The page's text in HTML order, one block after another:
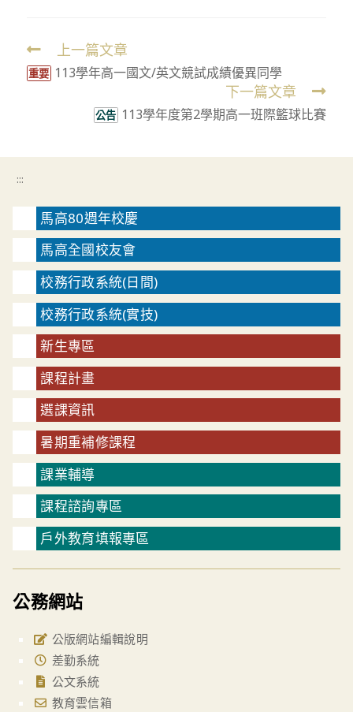
Read
more
上一篇文章
重要 113學年高一國文/英文競試成績優異同學
下一篇文章
公告 113學年度第2學期高一班際籃球比賽
:::
馬高80週年校慶
馬高全國校友會
校務行政系統(日間)
校務行政系統(實技)
新生專區
課程計畫
選課資訊
暑期重補修課程
課業輔導
課程諮詢專區
戶外教育填報專區
公務網站
公版網站編輯說明
差勤系統
公文系統
教育雲信箱